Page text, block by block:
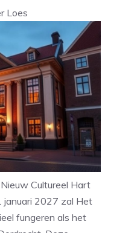
Loes
Cultureel Hart
januari 2027 zal Het
fungeren als het